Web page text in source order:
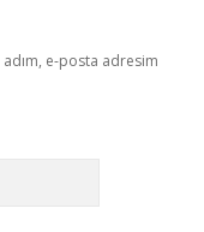
e-posta adresim